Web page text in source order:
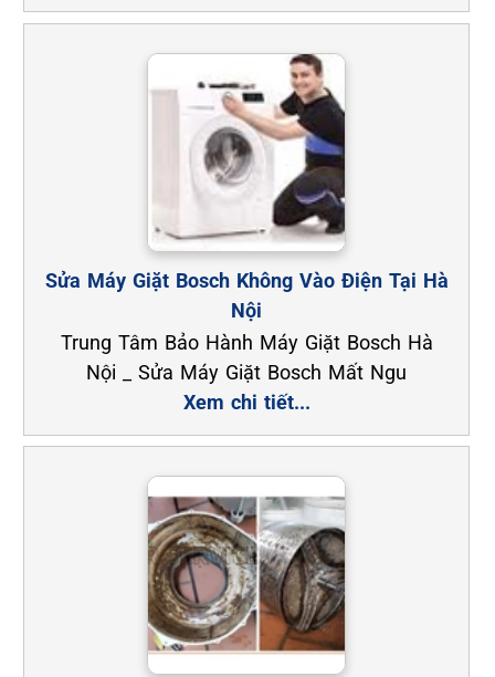
Sửa Máy Giặt Bosch Không Vào Điện Tại Hà
Nội
Trung Tâm Bảo Hành Máy Giặt Bosch Hà
Nội _ Sửa Máy Giặt Bosch Mất Ngu
Xem chi tiết...